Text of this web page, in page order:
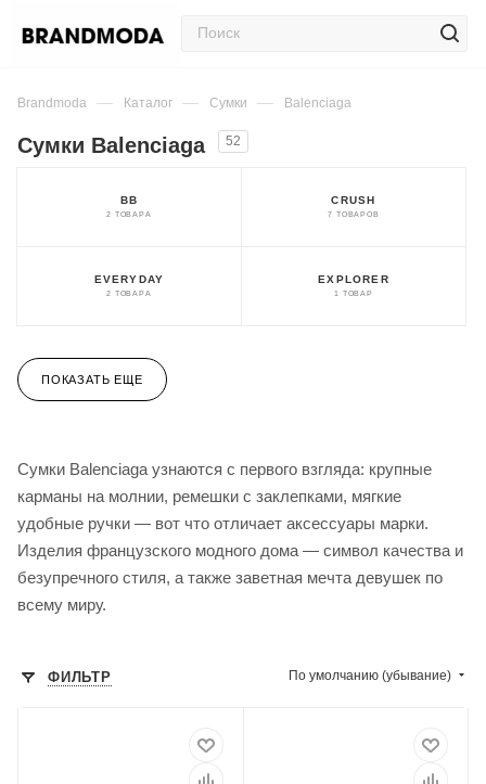
Brandmoda — Каталог — Сумки — Balenciaga
Сумки Balenciaga 52
BB
2 ТОВАРА
CRUSH
7 ТОВАРОВ
EVERYDAY
2 ТОВАРА
EXPLORER
1 ТОВАР
ПОКАЗАТЬ ЕЩЕ
Сумки Balenciaga узнаются с первого взгляда: крупные
карманы на молнии, ремешки с заклепками, мягкие
удобные ручки — вот что отличает аксессуары марки.
Изделия французского модного дома — символ качества и
безупречного стиля, а также заветная мечта девушек по
всему миру.
ФИЛЬТР По умолчанию (убывание)